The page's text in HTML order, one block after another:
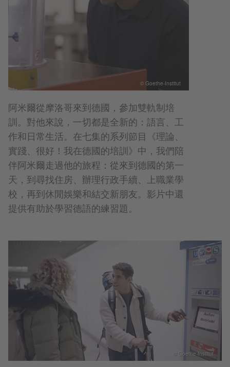
© Goethe-Institut
阿米爾從摩洛哥來到德國，參加雙軌制培
訓。對他來說，一切都是全新的：語言、工
作和日常生活。在七集的系列節目《理論、
實踐、很好！我在德國的培訓》中，我們陪
伴阿米爾走過他的旅程：從來到德國的第一
天，到尋找住房、辦理行政手續、上職業學
校，再到休閒娛樂和結交新朋友。影片中還
提供有助於學習德語的練習題。
© Goethe-Institut